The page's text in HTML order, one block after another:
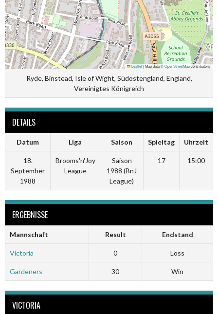
Leaflet|Map data ©OpenStreetMapcontributors
Ryde, Binstead, Isle of Wight, Südostengland, England,
Vereinigtes Königreich
DETAILS
Datum Liga Saison Spieltag Uhrzeit
18.
September
1988
Brooms'n'Joy
League
Saison
1988 (BnJ
League)
17 15:00
ERGEBNISSE
Mannschaft Result Endstand
Victoria 0 Loss
Gardeners 30 Win
VICTORIA